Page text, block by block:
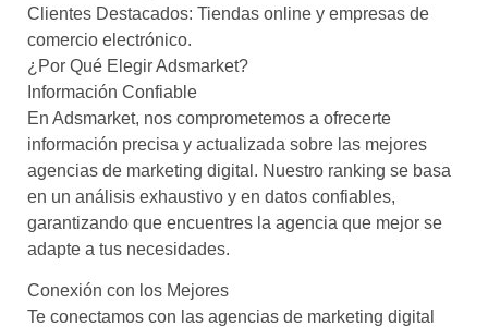
Clientes Destacados: Tiendas online y empresas de
comercio electrónico.
¿Por Qué Elegir Adsmarket?
Información Confiable
En Adsmarket, nos comprometemos a ofrecerte
información precisa y actualizada sobre las mejores
agencias de marketing digital. Nuestro ranking se basa
en un análisis exhaustivo y en datos confiables,
garantizando que encuentres la agencia que mejor se
adapte a tus necesidades.
Conexión con los Mejores
Te conectamos con las agencias de marketing digital